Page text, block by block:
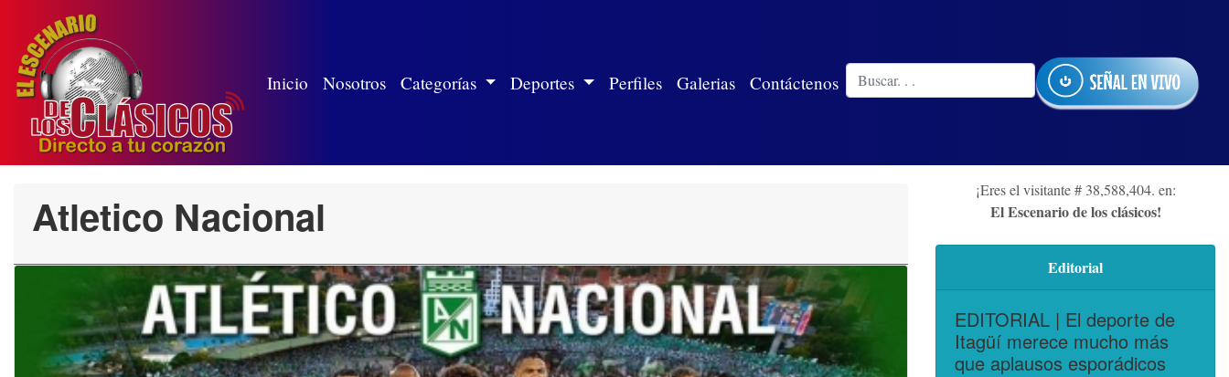
Inicio Nosotros(white)
Categorías Deportes Perfiles Galerias Contáctenos
Atletico Nacional
¡Eres el visitante # 38,588,404. en:
El Escenario de los clásicos!
Editorial
EDITORIAL | El deporte de
Itagüí merece mucho más
que aplausos esporádicos